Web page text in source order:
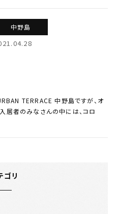
中野島
TERRACE 中野島ですが、オ
居者のみなさんの中には、コロ
ゴリ